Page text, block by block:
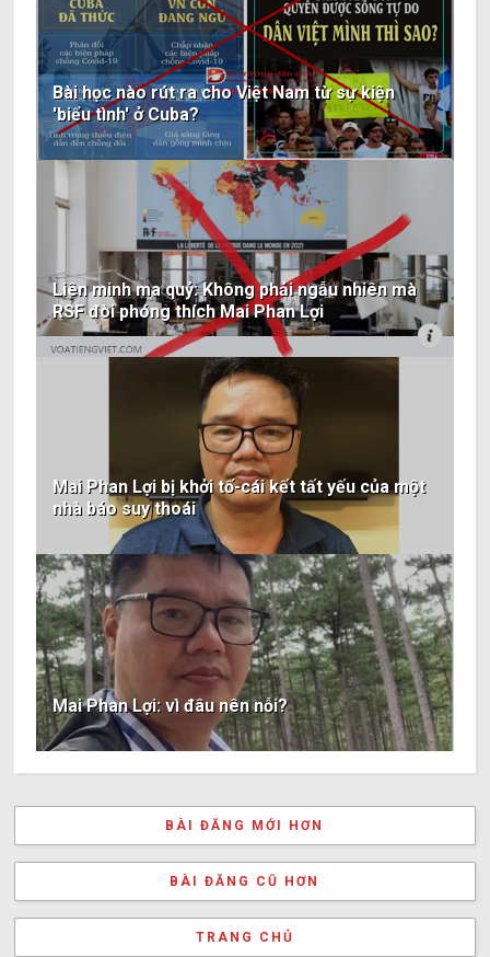
Bài học nào rút ra cho Việt Nam từ sự kiện
'biểu tình' ở Cuba?
Liên minh ma quỷ: Không phải ngẫu nhiên mà
RSF đòi phóng thích Mai Phan Lợi
Mai Phan Lợi bị khởi tố-cái kết tất yếu của một
nhà báo suy thoái
Mai Phan Lợi: vì đâu nên nỗi?
BÀI ĐĂNG MỚI HƠN
BÀI ĐĂNG CŨ HƠN
TRANG CHỦ